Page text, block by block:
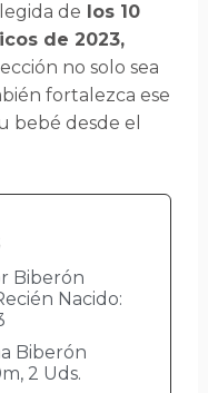
de los 10
de 2023,
no solo sea
fortalezca ese
bebé desde el
Biberón
Nacido:
Biberón
2 Uds.